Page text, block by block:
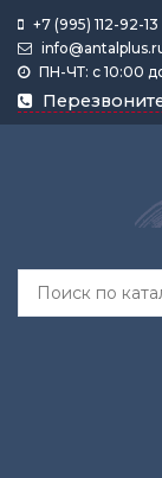
+7 (995) 112-92-13
ПН-ЧТ: с 10:00
Каталог
продукции
Лента